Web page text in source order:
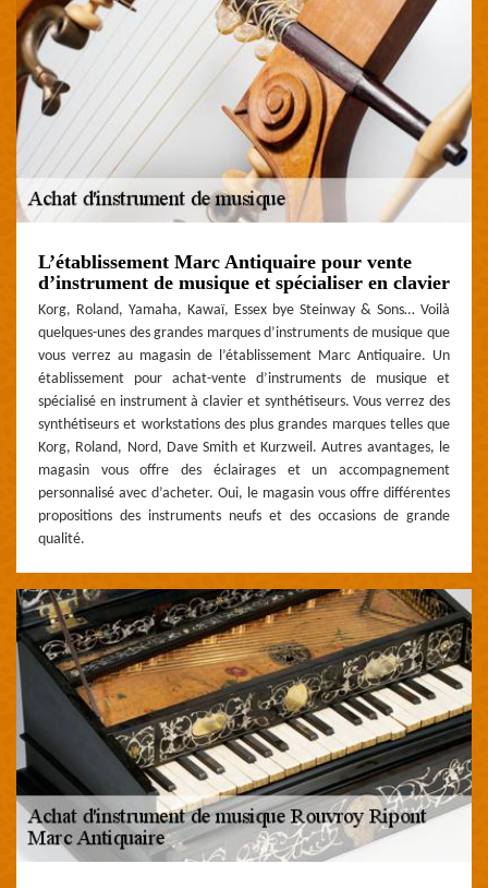
L’établissement Marc Antiquaire pour vente
d’instrument de musique et spécialiser en clavier
Korg, Roland, Yamaha, Kawaï, Essex bye Steinway & Sons… Voilà
quelques-unes des grandes marques d’instruments de musique que
vous verrez au magasin de l’établissement Marc Antiquaire. Un
établissement pour achat-vente d’instruments de musique et
spécialisé en instrument à clavier et synthétiseurs. Vous verrez des
synthétiseurs et workstations des plus grandes marques telles que
Korg, Roland, Nord, Dave Smith et Kurzweil. Autres avantages, le
magasin vous offre des éclairages et un accompagnement
personnalisé avec d’acheter. Oui, le magasin vous offre différentes
propositions des instruments neufs et des occasions de grande
qualité.